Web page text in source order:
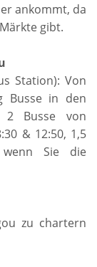
ankommt, da
gibt.
Station): Von
Busse in den
2 Busse von
& 12:50, 1,5
Sie die
zu chartern